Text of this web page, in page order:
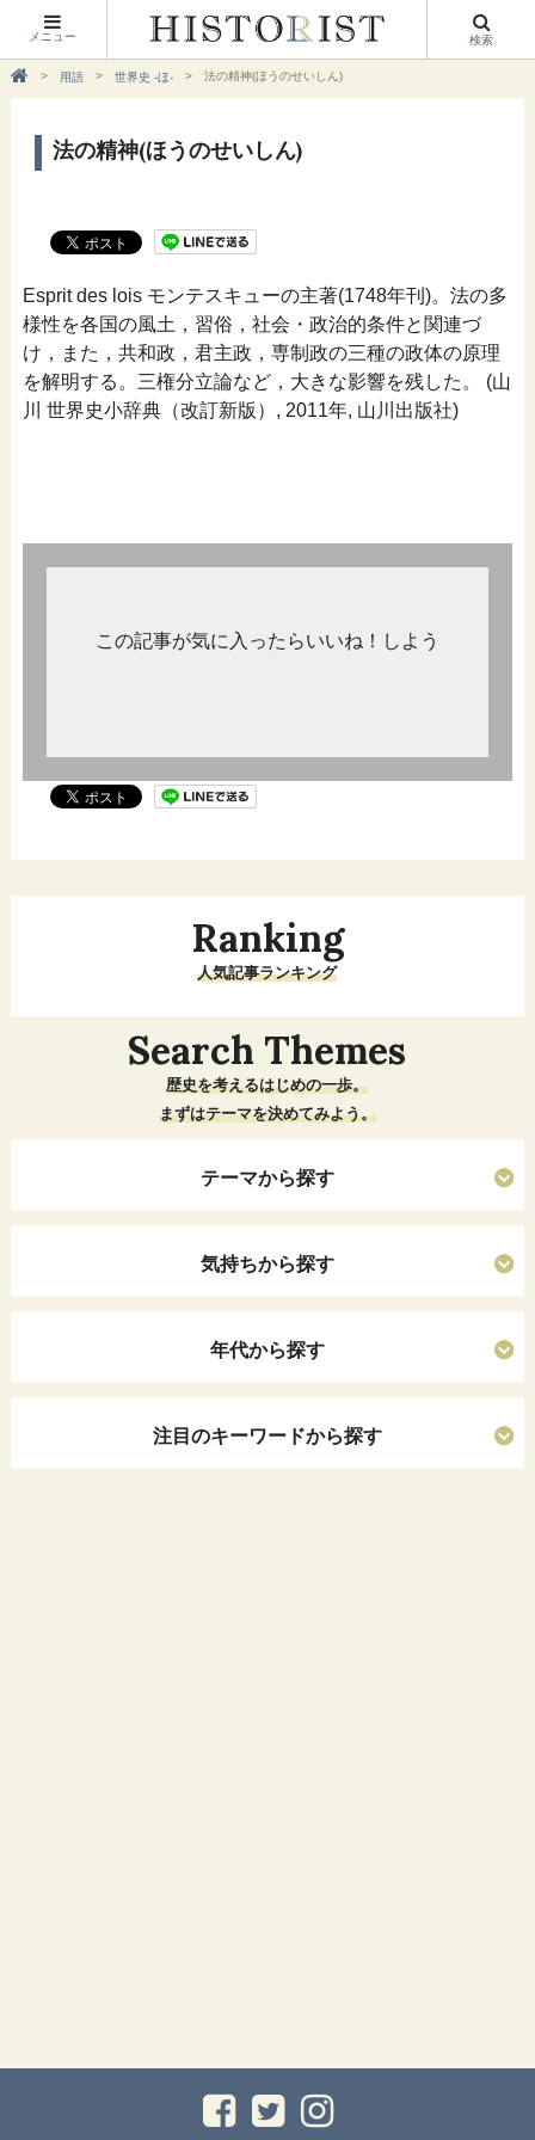
メニュー 検索
用語 世界史 -ほ- 法の精神(ほうのせいしん)
法の精神(ほうのせいしん)
Esprit des lois モンテスキューの主著(1748年刊)。法の多
様性を各国の風土，習俗，社会・政治的条件と関連づ
け，また，共和政，君主政，専制政の三種の政体の原理
を解明する。三権分立論など，大きな影響を残した。 (山
川 世界史小辞典（改訂新版）, 2011年, 山川出版社)
この記事が気に入ったらいいね！しよう
Ranking
人気記事ランキング
Search Themes
歴史を考えるはじめの一歩。
まずはテーマを決めてみよう。
テーマから探す
気持ちから探す
年代から探す
注目のキーワードから探す